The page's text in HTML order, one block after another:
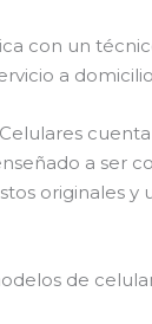
con un
a
a ser
originales y
de